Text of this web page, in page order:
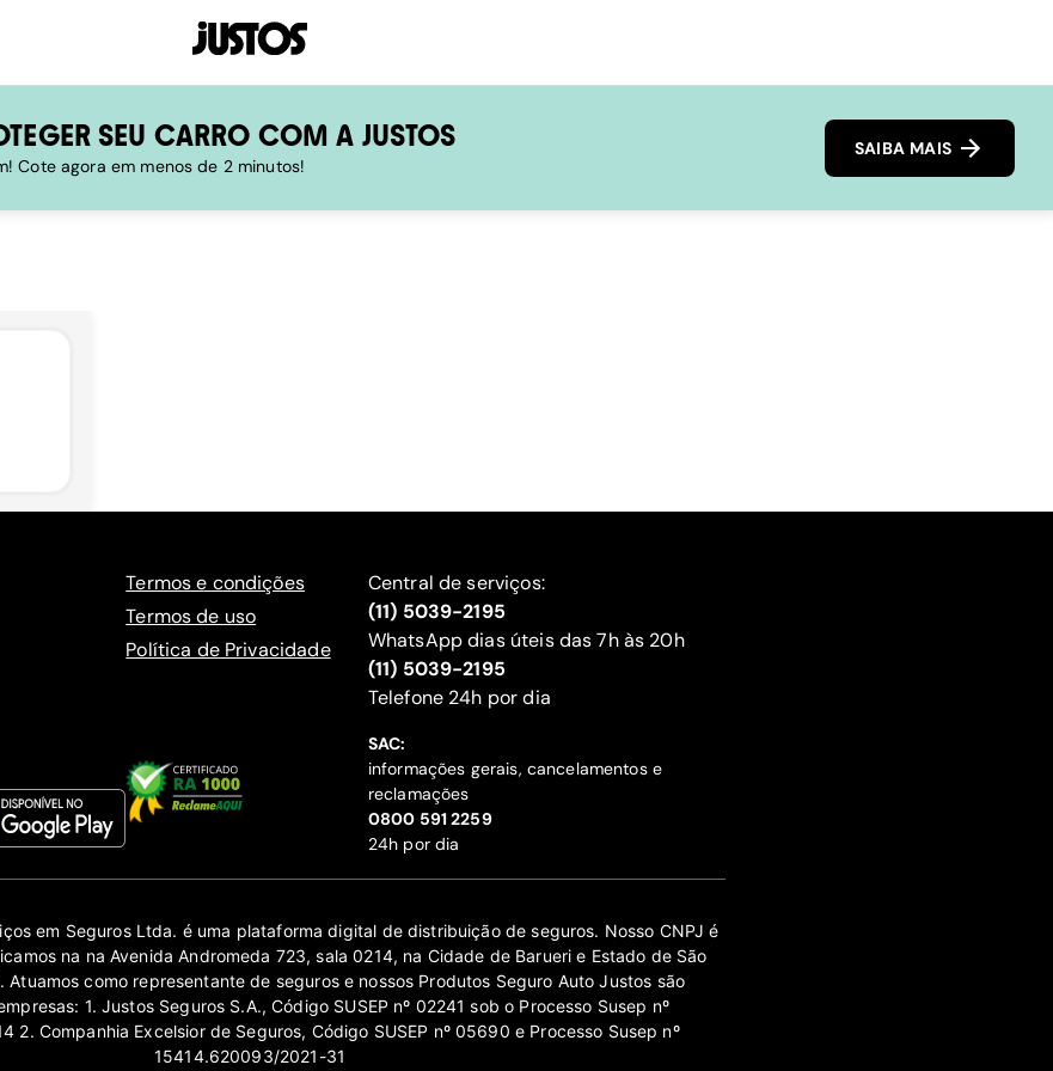
SEU CARRO COM A JUSTOS
Cote agora em menos de 2 minutos!
SAIBA MAIS
Termos e condições
Termos de uso
Política de Privacidade
Central de serviços:
(11) 5039-2195
WhatsApp dias úteis das 7h às 20h
(11) 5039-2195
‍Telefone 24h por dia
SAC:
informações gerais, cancelamentos e
reclamações
‍0800 591 2259
24h por dia
em Seguros Ltda. é uma plataforma digital de distribuição de seguros. Nosso CNPJ é
na na Avenida Andromeda 723, sala 0214, na Cidade de Barueri e Estado de São
Atuamos como representante de seguros e nossos Produtos Seguro Auto Justos são
1. Justos Seguros S.A., Código SUSEP nº 02241 sob o Processo Susep nº
2. Companhia Excelsior de Seguros, Código SUSEP nº 05690 e Processo Susep nº
15414.620093/2021-31